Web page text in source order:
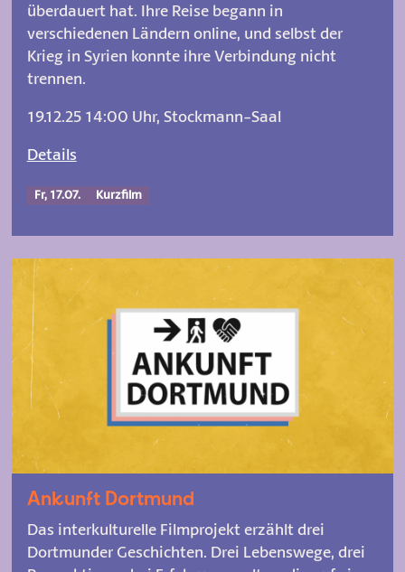
überdauert hat. Ihre Reise begann in
verschiedenen Ländern online, und selbst der
Krieg in Syrien konnte ihre Verbindung nicht
trennen.
19.12.25 14:00 Uhr, Stockmann-Saal
Details
Fr, 17.07. Kurzfilm
Ankunft Dortmund
Das interkulturelle Filmprojekt erzählt drei
Dortmunder Geschichten. Drei Lebenswege, drei